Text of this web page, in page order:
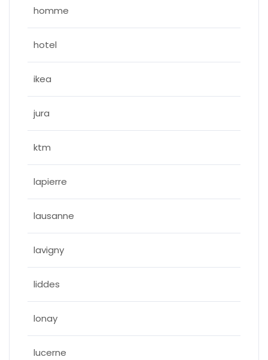
homme
hotel
ikea
jura
ktm
lapierre
lausanne
lavigny
liddes
lonay
lucerne